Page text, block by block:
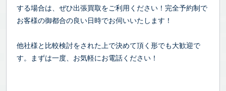
する場合は、ぜひ出張買取をご利用ください！完全予約制で
お客様の御都合の良い日時でお伺いいたします！
他社様と比較検討をされた上で決めて頂く形でも大歓迎で
す。まずは一度、お気軽にお電話ください！